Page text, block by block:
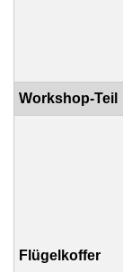
Workshop-Teil
Flügelkoffer